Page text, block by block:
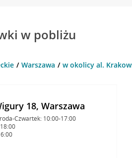
w pobliżu
Warszawa w okolicy al.
18, Warszawa
Czwartek: 10:00-17:00